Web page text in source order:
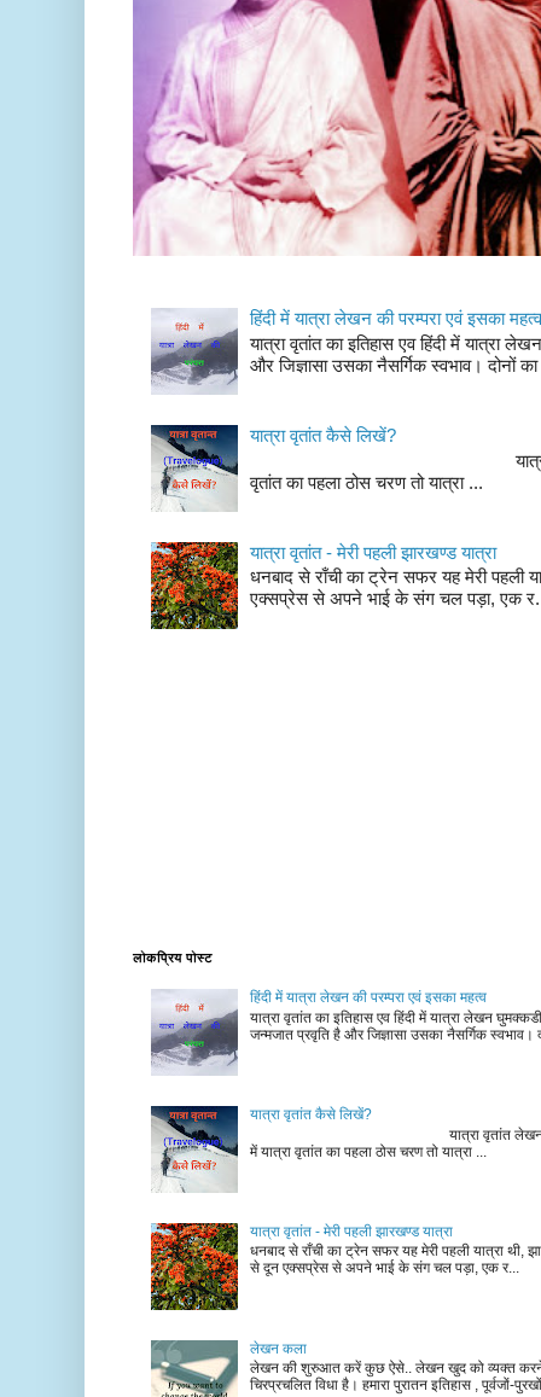
हिंदी में यात्रा लेखन की परम्परा एवं इसका महत्व
यात्रा वृतांत का इतिहास एव हिंदी में यात्रा
और जिज्ञासा उसका नैसर्गिक स्वभाव। दोनों
यात्रा वृतांत कैसे लिखें?
यात्रा वृतांत लेखन के
वृतांत का पहला ठोस चरण तो यात्रा ...
यात्रा वृतांत - मेरी पहली झारखण्ड यात्रा
धनबाद से राँची का ट्रेन सफर यह मेरी पहली
एक्सप्रेस से अपने भाई के संग चल पड़ा, एक
लोकप्रिय पोस्ट
हिंदी में यात्रा लेखन की परम्परा एवं इसका महत्व
यात्रा वृतांत का इतिहास एव हिंदी में यात्रा लेखन
जन्मजात प्रवृति है और जिज्ञासा उसका नैसर्गिक स्वभाव।
यात्रा वृतांत कैसे लिखें?
यात्रा वृतांत लेखन के चरण
में यात्रा वृतांत का पहला ठोस चरण तो यात्रा ...
यात्रा वृतांत - मेरी पहली झारखण्ड यात्रा
धनबाद से राँची का ट्रेन सफर यह मेरी पहली यात्रा थी,
से दून एक्सप्रेस से अपने भाई के संग चल पड़ा, एक र...
लेखन कला
लेखन की शुरुआत करें कुछ ऐसे.. लेखन खुद को व्यक्त
चिरप्रचलित विधा है। हमारा पुरातन इतिहास , पूर्वजों-